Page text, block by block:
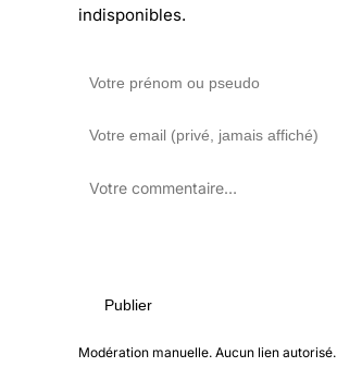
indisponibles.
Publier
Modération manuelle. Aucun lien autorisé.